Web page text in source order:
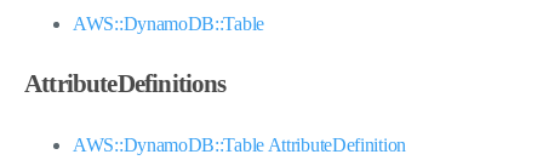
AWS::DynamoDB::Table
AttributeDefinitions
AWS::DynamoDB::Table AttributeDefinition